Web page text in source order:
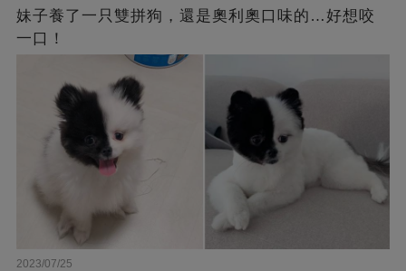
妹子養了一只雙拼狗，還是奧利奧口味的…好想咬
一口！
2023/07/25